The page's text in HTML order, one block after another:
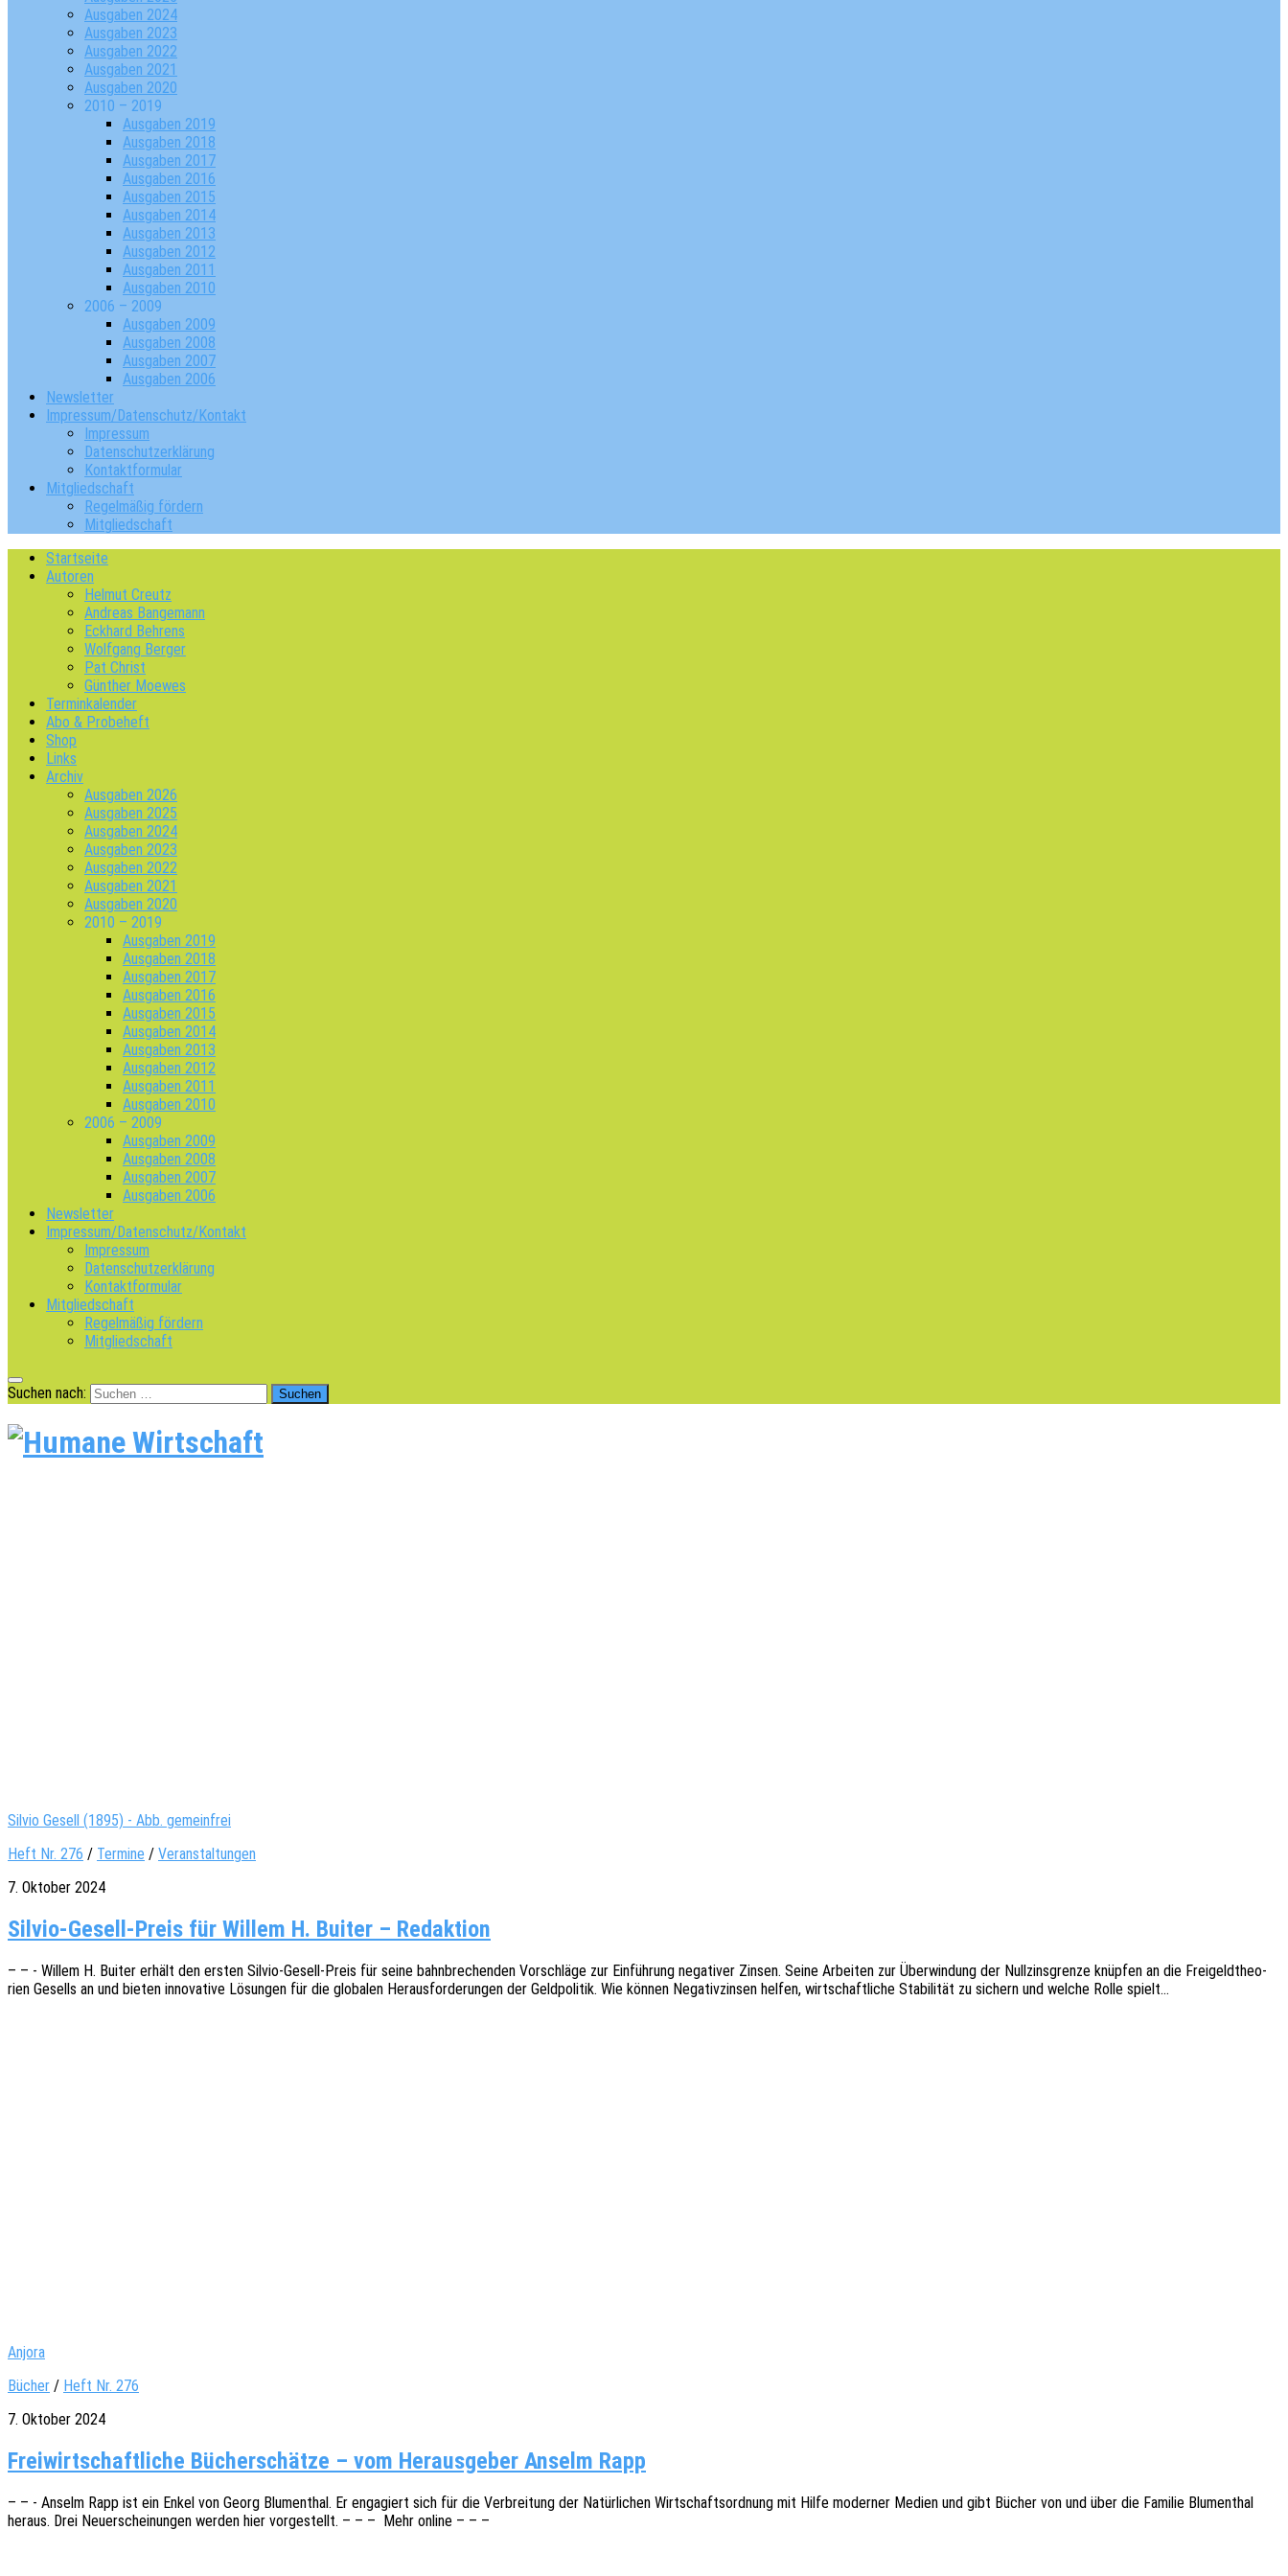
Ausgaben 2024
Ausgaben 2023
Ausgaben 2022
Ausgaben 2021
Ausgaben 2020
2010 – 2019
Ausgaben 2019
Ausgaben 2018
Ausgaben 2017
Ausgaben 2016
Ausgaben 2015
Ausgaben 2014
Ausgaben 2013
Ausgaben 2012
Ausgaben 2011
Ausgaben 2010
2006 – 2009
Ausgaben 2009
Ausgaben 2008
Ausgaben 2007
Ausgaben 2006
Newsletter
Impressum/Datenschutz/Kontakt
Impressum
Datenschutzerklärung
Kontaktformular
Mitgliedschaft
Regelmäßig fördern
Mitgliedschaft
Startseite
Autoren
Helmut Creutz
Andreas Bangemann
Eckhard Behrens
Wolfgang Berger
Pat Christ
Günther Moewes
Terminkalender
Abo & Probeheft
Shop
Links
Archiv
Ausgaben 2026
Ausgaben 2025
Ausgaben 2024
Ausgaben 2023
Ausgaben 2022
Ausgaben 2021
Ausgaben 2020
2010 – 2019
Ausgaben 2019
Ausgaben 2018
Ausgaben 2017
Ausgaben 2016
Ausgaben 2015
Ausgaben 2014
Ausgaben 2013
Ausgaben 2012
Ausgaben 2011
Ausgaben 2010
2006 – 2009
Ausgaben 2009
Ausgaben 2008
Ausgaben 2007
Ausgaben 2006
Newsletter
Impressum/Datenschutz/Kontakt
Impressum
Datenschutzerklärung
Kontaktformular
Mitgliedschaft
Regelmäßig fördern
Mitgliedschaft
Suchen nach:
Silvio Gesell (1895) - Abb. gemeinfrei
Heft Nr. 276 / Termine / Veranstaltungen
7. Oktober 2024
Silvio-Gesell-Preis für Willem H. Buiter – Redaktion
– – - Willem H. Buiter erhält den ersten Silvio-Gesell-Preis für seine bahn­bre­chen­den Vorschlä­ge zur Einfüh­rung nega­ti­ver Zinsen. Seine Arbei­ten zur Über­win­dung der Null­zins­gren­ze knüp­fen an die Frei­geld­theo­
rien Gesells an und bieten inno­va­ti­ve Lösun­gen für die globa­len Heraus­for­de­run­gen der Geld­po­li­tik. Wie können Nega­tiv­zin­sen helfen, wirt­schaft­li­che Stabi­li­tät zu sichern und welche Rolle spielt…
Anjora
Bücher / Heft Nr. 276
7. Oktober 2024
Freiwirtschaftliche Bücherschätze – vom Herausgeber Anselm Rapp
– – - Anselm Rapp ist ein Enkel von Georg Blumen­thal. Er enga­giert sich für die Verbrei­tung der Natür­li­chen Wirt­schafts­ord­nung mit Hilfe moder­ner Medien und gibt Bücher von und über die Fami­lie Blumen­thal
heraus. Drei Neuerschei­nun­gen werden hier vorge­stellt. – – – Mehr online – – –